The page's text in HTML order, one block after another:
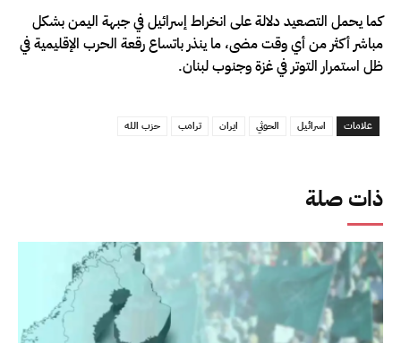
ذات صلة
كما يحمل التصعيد دلالة على انخراط إسرائيل في جبهة اليمن بشكل
مباشر أكثر من أي وقت مضى، ما ينذر باتساع رقعة الحرب الإقليمية في
ظل استمرار التوتر في غزة وجنوب لبنان.
علامات اسرائيل الحوثي ايران ترامب حزب الله